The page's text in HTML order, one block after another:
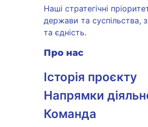
Наші стратегічні
держави та суспільства,
та єдність.
Про нас
Історія проєкту
Напрямки
Команда